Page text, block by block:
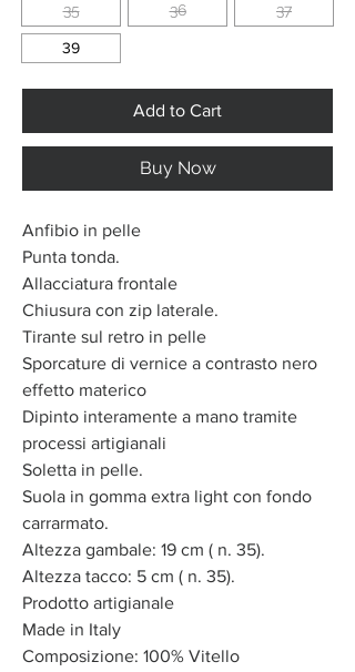
35 36 37
39
Add to Cart
Buy Now
Anfibio in pelle
Punta tonda.
Allacciatura frontale
Chiusura con zip laterale.
Tirante sul retro in pelle
Sporcature di vernice a contrasto nero
effetto materico
Dipinto interamente a mano tramite
processi artigianali
Soletta in pelle.
Suola in gomma extra light con fondo
carrarmato.
Altezza gambale: 19 cm ( n. 35).
Altezza tacco: 5 cm ( n. 35).
Prodotto artigianale
Made in Italy
Composizione: 100% Vitello